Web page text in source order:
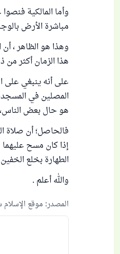
مباشرة الأرض
وهذا هو الظاهر ،
هذا الزمان أكثر من
على أنه ينبغي على
المصلين في
هو حال بعض الناس،
فالحاصل؛ أن صلاة
إذا كان مسح
الطهارة بخلع
والله أعلم .
المصدر: موقع